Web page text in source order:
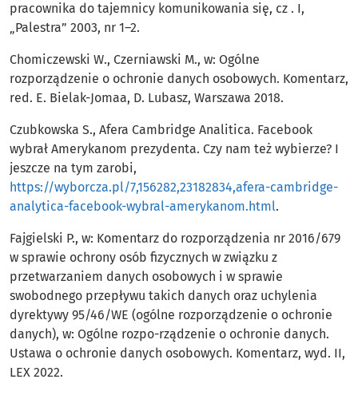
pracownika do tajemnicy komunikowania się, cz . I,
„Palestra” 2003, nr 1–2.
Chomiczewski W., Czerniawski M., w: Ogólne
rozporządzenie o ochronie danych osobowych. Komentarz,
red. E. Bielak-Jomaa, D. Lubasz, Warszawa 2018.
Czubkowska S., Afera Cambridge Analitica. Facebook
wybrał Amerykanom prezydenta. Czy nam też wybierze? I
jeszcze na tym zarobi,
https://wyborcza.pl/7,156282,23182834,afera-cambridge-
analytica-facebook-wybral-amerykanom.html.
Fajgielski P., w: Komentarz do rozporządzenia nr 2016/679
w sprawie ochrony osób fizycznych w związku z
przetwarzaniem danych osobowych i w sprawie
swobodnego przepływu takich danych oraz uchylenia
dyrektywy 95/46/WE (ogólne rozporządzenie o ochronie
danych), w: Ogólne rozpo-rządzenie o ochronie danych.
Ustawa o ochronie danych osobowych. Komentarz, wyd. II,
LEX 2022.